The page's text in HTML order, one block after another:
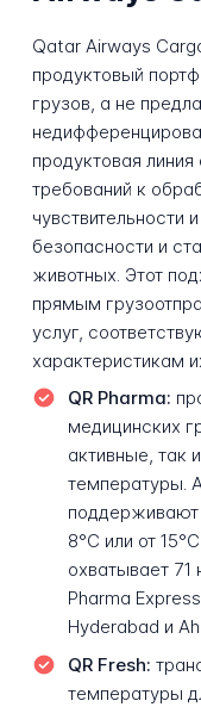
Qatar Airways
продуктовый
грузов, а не
продуктовая
требований к
чувствительности
безопасности и
животных. Этот
прямым
услуг,
характеристикам
QR Pharma:
медицинских
активные, так
температуры.
поддерживают
8°C или от
охватывает
Pharma
Hyderabad и
QR Fresh:
температуры